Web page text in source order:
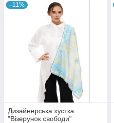
–11%
Дизайнерська хустка
"Візерунок свободи"